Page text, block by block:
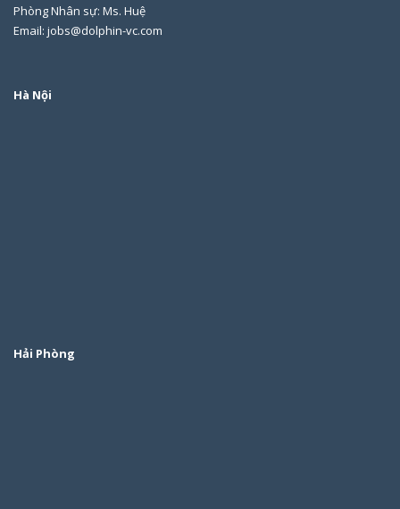
Phòng Nhân sự: Ms. Huệ
Email: jobs@dolphin-vc.com
Hà Nội
Hải Phòng